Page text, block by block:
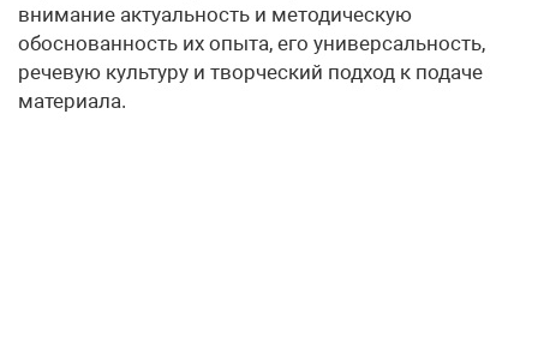
внимание актуальность и методическую
обоснованность их опыта, его универсальность,
речевую культуру и творческий подход к подаче
материала.